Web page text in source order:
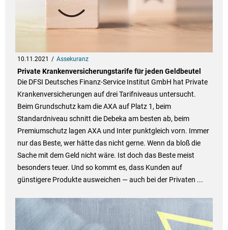
10.11.2021 Assekuranz
Private Krankenversicherungstarife für jeden Geldbeutel
Die DFSI Deutsches Finanz-Service Institut GmbH hat Private
Krankenversicherungen auf drei Tarifniveaus untersucht.
Beim Grundschutz kam die AXA auf Platz 1, beim
Standardniveau schnitt die Debeka am besten ab, beim
Premiumschutz lagen AXA und Inter punktgleich vorn. Immer
nur das Beste, wer hätte das nicht gerne. Wenn da bloß die
Sache mit dem Geld nicht wäre. Ist doch das Beste meist
besonders teuer. Und so kommt es, dass Kunden auf
günstigere Produkte ausweichen — auch bei der Privaten ...